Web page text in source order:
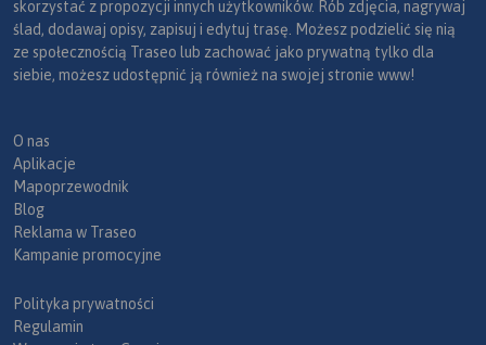
skorzystać z propozycji innych użytkowników. Rób zdjęcia, nagrywaj
ślad, dodawaj opisy, zapisuj i edytuj trasę. Możesz podzielić się nią
ze społecznością Traseo lub zachować jako prywatną tylko dla
siebie, możesz udostępnić ją również na swojej stronie www!
O nas
Aplikacje
Mapoprzewodnik
Blog
Reklama w Traseo
Kampanie promocyjne
Polityka prywatności
Regulamin